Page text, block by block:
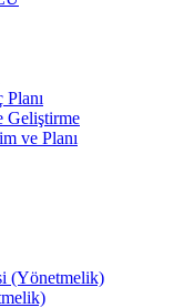
Geliştirme
ve Planı
(Yönetmelik)